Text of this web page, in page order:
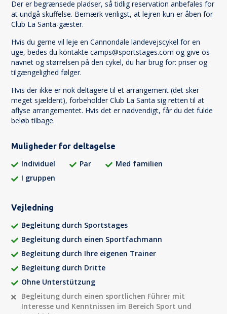
Der er begrænsede pladser, så tidlig reservation anbefales for
at undgå skuffelse. Bemærk venligst, at lejren kun er åben for
Club La Santa-gæster.
Hvis du gerne vil leje en Cannondale landevejscykel for en
uge, bedes du kontakte camps@sportstages.com og give os
navnet og størrelsen på den cykel, du har brug for: priser og
tilgængelighed følger.
Hvis der ikke er nok deltagere til et arrangement (det sker
meget sjældent), forbeholder Club La Santa sig retten til at
aflyse arrangementet. Hvis det er nødvendigt, får du det fulde
beløb tilbage.
Muligheder for deltagelse
Individuel Par
Med familien
I gruppen
Vejledning
Begleitung durch Sportstages
Begleitung durch einen Sportfachmann
Begleitung durch Ihre eigenen Trainer
Begleitung durch Dritte
Ohne Unterstützung
Begleitung durch einen sportlichen Führer mit
Interesse und Kenntnissen im Bereich Sport und